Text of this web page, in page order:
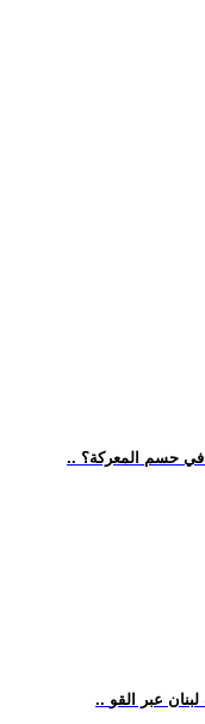
في حسم المعركة؟
عبر القو